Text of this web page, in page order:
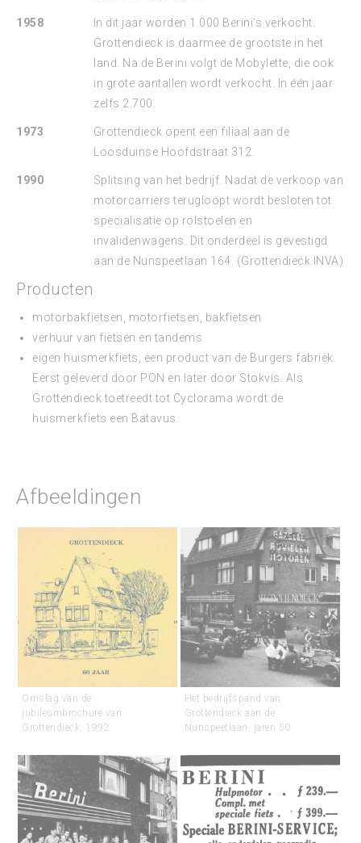
1958
In dit jaar worden 1.000 Berini’s verkocht.
Grottendieck is daarmee de grootste in het
land. Na de Berini volgt de Mobylette, die ook
in grote aantallen wordt verkocht. In één jaar
zelfs 2.700.
1973
Grottendieck opent een filiaal aan de
Loosduinse Hoofdstraat 312.
1990
Splitsing van het bedrijf. Nadat de verkoop van
motorcarriers terugloopt wordt besloten tot
specialisatie op rolstoelen en
invalidenwagens. Dit onderdeel is gevestigd
aan de Nunspeetlaan 164. (Grottendieck INVA)
Producten
motorbakfietsen, motorfietsen, bakfietsen
verhuur van fietsen en tandems
eigen huismerkfiets, een product van de Burgers fabriek.
Eerst geleverd door PON en later door Stokvis. Als
Grottendieck toetreedt tot Cyclorama wordt de
huismerkfiets een Batavus.
Afbeeldingen
Omslag van de
jubileumbrochure van
Grottendieck, 1992
Het bedrijfspand van
Grottendieck aan de
Nunspeetlaan, jaren 50